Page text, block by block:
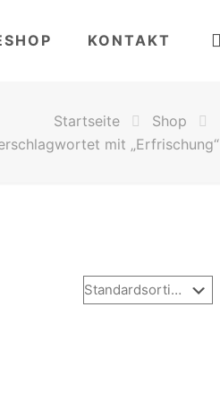
KONTAKT
Startseite
Shop
mit „Erfrischung“